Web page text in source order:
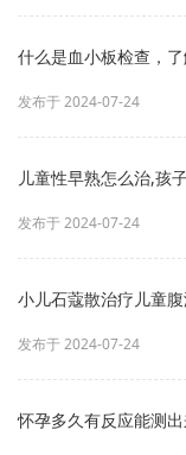
什么是血小板检查，
发布于 2024-07-24
儿童性早熟怎么治,孩
发布于 2024-07-24
小儿石蔻散治疗儿童
发布于 2024-07-24
怀孕多久有反应能测